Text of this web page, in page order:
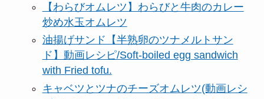
【わらびオムレツ】わらびと牛肉のカレー
炒め水玉オムレツ
油揚げサンド【半熟卵のツナメルトサン
ド】動画レシピ/Soft-boiled egg sandwich
with Fried tofu.
キャベツとツナのチーズオムレツ(動画レシ